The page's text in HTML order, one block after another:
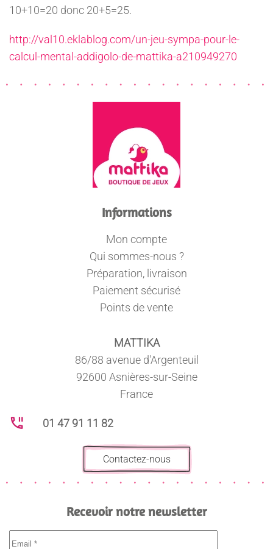
10+10=20 donc 20+5=25.
http://val10.eklablog.com/un-jeu-sympa-pour-le-
calcul-mental-addigolo-de-mattika-a210949270
Informations
Mon compte
Qui sommes-nous ?
Préparation, livraison
Paiement sécurisé
Points de vente
MATTIKA
86/88 avenue d'Argenteuil
92600 Asnières-sur-Seine
France
01 47 91 11 82
Contactez-nous
Recevoir notre newsletter